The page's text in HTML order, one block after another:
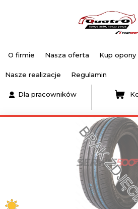
O firmie Nasza oferta Kup opony
Nasze realizacje Regulamin
Dla pracowników